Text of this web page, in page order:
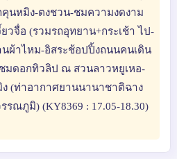
นหมิง-ตงชวน-ชมความงดงาม
วจื่อ (รวมรถอุทยาน+กระเช้า ไป-
ผ้าไหม-อิสระช้อปปิ้งถนนคนเดิน
ชมดอกทิวลิป ณ สวนลาวหยูเหอ-
(ท่าอากาศยานนานาชาติฉาง
รณภูมิ) (KY8369 : 17.05-18.30)